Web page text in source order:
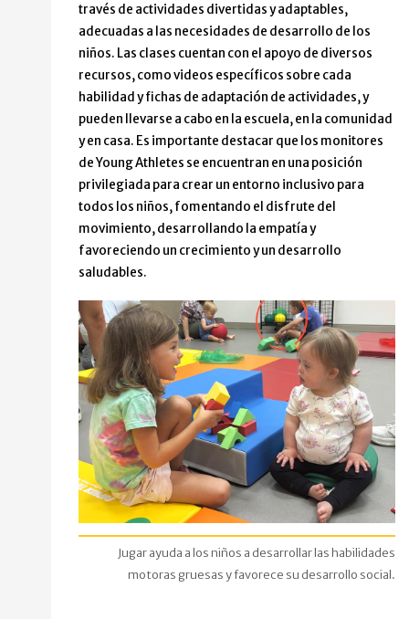
través de actividades divertidas y adaptables,
adecuadas a las necesidades de desarrollo de los
niños. Las clases cuentan con el apoyo de diversos
recursos, como videos específicos sobre cada
habilidad y fichas de adaptación de actividades, y
pueden llevarse a cabo en la escuela, en la comunidad
y en casa. Es importante destacar que los monitores
de Young Athletes se encuentran en una posición
privilegiada para crear un entorno inclusivo para
todos los niños, fomentando el disfrute del
movimiento, desarrollando la empatía y
favoreciendo un crecimiento y un desarrollo
saludables.
Jugar ayuda a los niños a desarrollar las habilidades
motoras gruesas y favorece su desarrollo social.